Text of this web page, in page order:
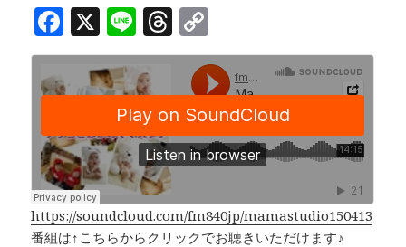
F
a
c
e
b
o
o
k
X Li
n
e
T
h
e
a
d
s
o
p
y
Li
n
k
https://soundcloud.com/fm840jp/mamastudio150413
番組は↑こちらからクリックでお聴きいただけます♪